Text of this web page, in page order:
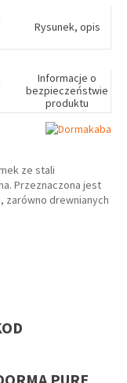
Rysunek, opis
Informacje o
bezpieczeństwie
produktu
ze stali
Przeznaczona jest
zarówno drewnianych